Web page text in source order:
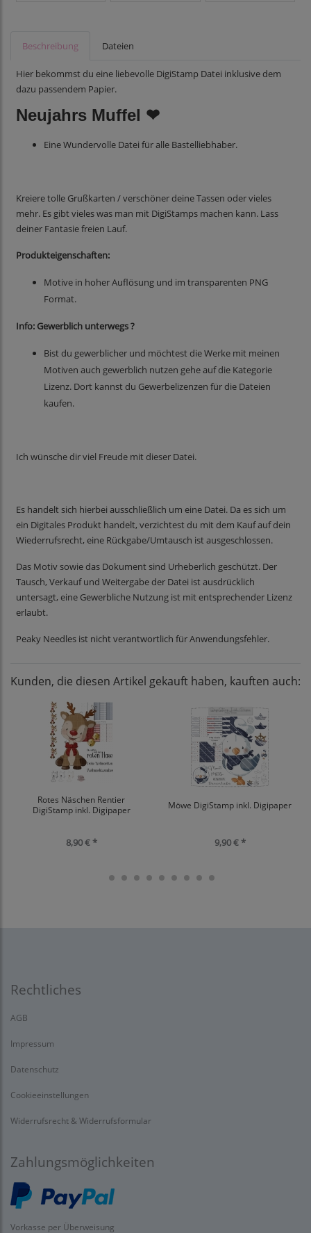
Beschreibung Dateien
Hier bekommst du eine liebevolle DigiStamp Datei inklusive dem
dazu passendem Papier.
Neujahrs Muffel ❤
Eine Wundervolle Datei für alle Bastelliebhaber.
Kreiere tolle Grußkarten / verschöner deine Tassen oder vieles
mehr. Es gibt vieles was man mit DigiStamps machen kann. Lass
deiner Fantasie freien Lauf.
Produkteigenschaften:
Motive in hoher Auflösung und im transparenten PNG
Format.
Info: Gewerblich unterwegs ?
Bist du gewerblicher und möchtest die Werke mit meinen
Motiven auch gewerblich nutzen gehe auf die Kategorie
Lizenz. Dort kannst du Gewerbelizenzen für die Dateien
kaufen.
Ich wünsche dir viel Freude mit dieser Datei.
Es handelt sich hierbei ausschließlich um eine Datei. Da es sich um
ein Digitales Produkt handelt, verzichtest du mit dem Kauf auf dein
Wiederrufsrecht, eine Rückgabe/Umtausch ist ausgeschlossen.
Das Motiv sowie das Dokument sind Urheberlich geschützt. Der
Tausch, Verkauf und Weitergabe der Datei ist ausdrücklich
untersagt, eine Gewerbliche Nutzung ist mit entsprechender Lizenz
erlaubt.
Peaky Needles ist nicht verantwortlich für Anwendungsfehler.
Kunden, die diesen Artikel gekauft haben, kauften auch:
Rotes Näschen Rentier
DigiStamp inkl. Digipaper
8,90 € *
Möwe DigiStamp inkl. Digipaper
9,90 € *
Rechtliches
AGB
Impressum
Datenschutz
Cookieeinstellungen
Widerrufsrecht & Widerrufsformular
Zahlungsmöglichkeiten
Vorkasse per Überweisung